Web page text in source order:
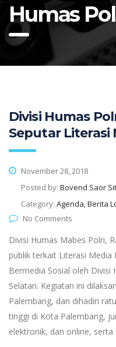
Humas
Divisi Humas
Seputar Literasi
November 28, 2018
Posted by: Bovend Saor
Category: Agenda, Berita
No Comments
Divisi Humas Mabes Polri,
publik terkait Literasi Media
Bermedia Sosial oleh Divisi
Selatan. Kegiatan ini
Palembang, dan dihadiri
tinggi di Kota Palembang,
elektronik, dan online, serta